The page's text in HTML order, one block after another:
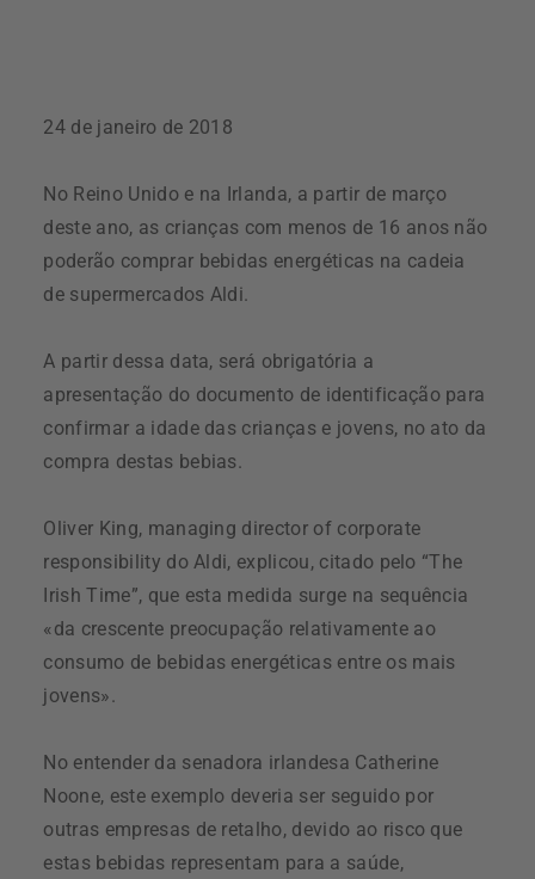
24 de janeiro de 2018
No Reino Unido e na Irlanda, a partir de março
deste ano, as crianças com menos de 16 anos não
poderão comprar bebidas energéticas na cadeia
de supermercados Aldi.
A partir dessa data, será obrigatória a
apresentação do documento de identificação para
confirmar a idade das crianças e jovens, no ato da
compra destas bebias.
Oliver King, managing director of corporate
responsibility do Aldi, explicou, citado pelo “The
Irish Time”, que esta medida surge na sequência
«da crescente preocupação relativamente ao
consumo de bebidas energéticas entre os mais
jovens».
No entender da senadora irlandesa Catherine
Noone, este exemplo deveria ser seguido por
outras empresas de retalho, devido ao risco que
estas bebidas representam para a saúde,